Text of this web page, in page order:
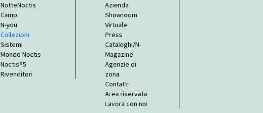
NotteNoctis
Camp
N-you
Collezioni
Sistemi
Mondo Noctis
Noctis®5
Rivenditori
Azienda
Showroom
Virtuale
Press
Cataloghi/N-
Magazine
Agenzie di
zona
Contatti
Area riservata
Lavora con noi